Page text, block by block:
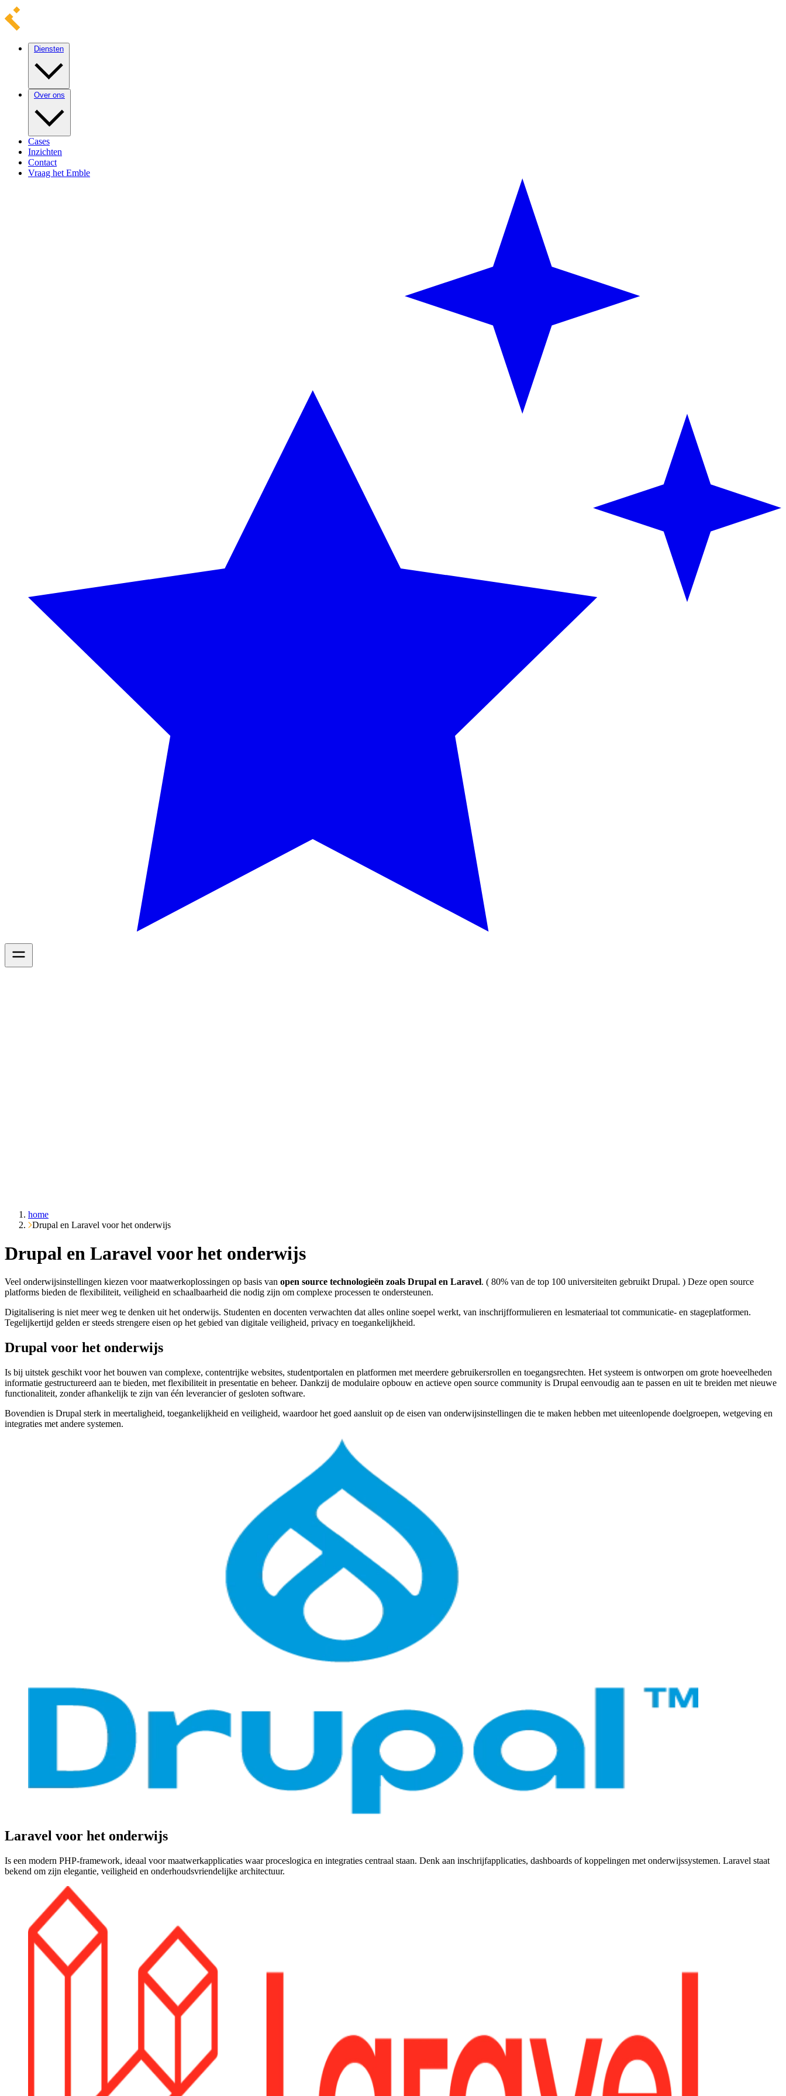
Diensten
Over ons
Cases
Inzichten
Contact
Vraag het Emble
home
Drupal en Laravel voor het onderwijs
Drupal en Laravel voor het onderwijs
Veel onderwijsinstellingen kiezen voor maatwerkoplossingen op basis van open source technologieën zoals Drupal en Laravel. ( 80% van de top 100 universiteiten gebruikt Drupal. ) Deze open source
platforms bieden de flexibiliteit, veiligheid en schaalbaarheid die nodig zijn om complexe processen te ondersteunen.
Digitalisering is niet meer weg te denken uit het onderwijs. Studenten en docenten verwachten dat alles online soepel werkt, van inschrijfformulieren en lesmateriaal tot communicatie- en stageplatformen.
Tegelijkertijd gelden er steeds strengere eisen op het gebied van digitale veiligheid, privacy en toegankelijkheid.
Drupal voor het onderwijs
Is bij uitstek geschikt voor het bouwen van complexe, contentrijke websites, studentportalen en platformen met meerdere gebruikersrollen en toegangsrechten. Het systeem is ontworpen om grote hoeveelheden
informatie gestructureerd aan te bieden, met flexibiliteit in presentatie en beheer. Dankzij de modulaire opbouw en actieve open source community is Drupal eenvoudig aan te passen en uit te breiden met nieuwe
functionaliteit, zonder afhankelijk te zijn van één leverancier of gesloten software.
Bovendien is Drupal sterk in meertaligheid, toegankelijkheid en veiligheid, waardoor het goed aansluit op de eisen van onderwijsinstellingen die te maken hebben met uiteenlopende doelgroepen, wetgeving en
integraties met andere systemen.
Laravel voor het onderwijs
Is een modern PHP-framework, ideaal voor maatwerkapplicaties waar proceslogica en integraties centraal staan. Denk aan inschrijfapplicaties, dashboards of koppelingen met onderwijssystemen. Laravel staat
bekend om zijn elegantie, veiligheid en onderhoudsvriendelijke architectuur.